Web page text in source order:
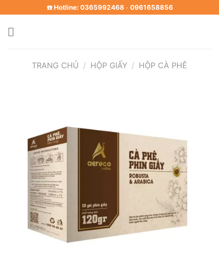
to
content
☎️ Hotline: 0365992468 - 0961658856
TRANG CHỦ / HỘP GIẤY / HỘP CÀ PHÊ